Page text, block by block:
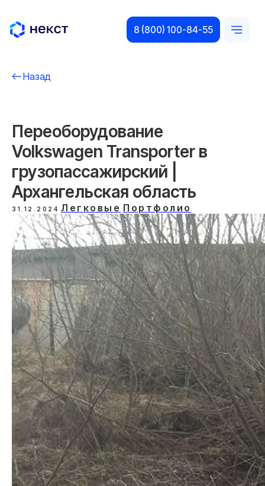
8 (800) 100-84-55
Переоборудование
Volkswagen Transporter в
грузопассажирский |
Архангельская область
31.12.2024 Легковые Портфолио